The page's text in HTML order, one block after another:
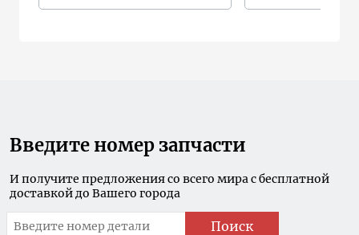
Введите номер запчасти
И получите предложения со всего мира с бесплатной
доставкой до Вашего города
Поиск